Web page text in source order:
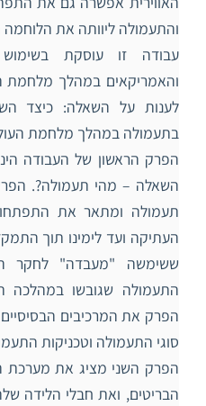
והתעמולה ליוותה את הלוחמה
עבודה זו עוסקת
והאמריקאים במהלך מלחמת
לענות על השאלה: כיצד
בתעמולה במהלך מלחמת
הפרק הראשון של העבודה
השאלה – מהי תעמולה?.
תעמולה ומתאר את
העתיקה ועד לימינו תוך
ששימשה "מעבדה" לחקר
התעמולה
הפרק את המרכיבים
סוגי התעמולה וטכניקות
הפרק השני מציג את
הבריטים, ואת חבלי הלידה